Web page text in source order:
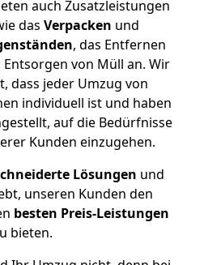
auch Zusatzleistungen
das Verpacken und
, das Entfernen
von Müll an. Wir
dass jeder Umzug von
individuell ist und haben
auf die Bedürfnisse
Kunden einzugehen.
Lösungen und
unseren Kunden den
besten Preis-Leistungen
bieten.